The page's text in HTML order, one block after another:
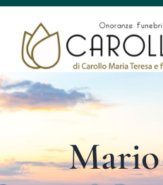
Home
I nostri servizi